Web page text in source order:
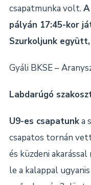
csapatmunka volt.
pályán 17:45-kor
Szurkoljunk
Gyáli BKSE –
Labdarúgó
U9-es csapatunka
csapatos tornán
és küzdeni
le a kalappal